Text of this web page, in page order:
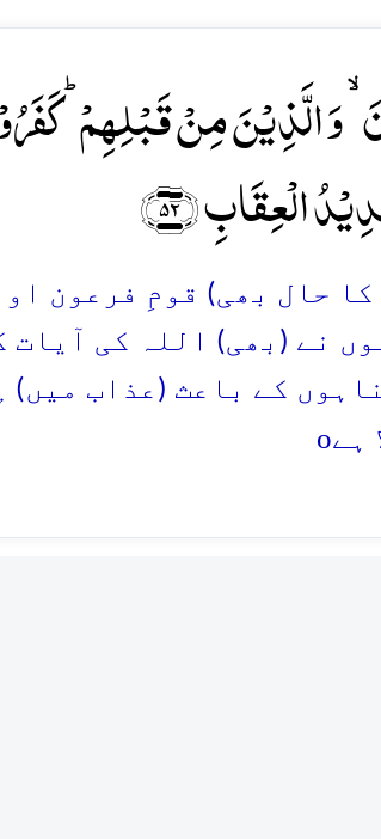
الَّذِیۡنَ مِنۡ قَبۡلِہِمۡ
الۡعِقَابِ ﴿۵۲﴾
کا حال بھی) قومِ فرعون
نے (بھی) اللہ کی
کے باعث (عذاب میں)
ہےo